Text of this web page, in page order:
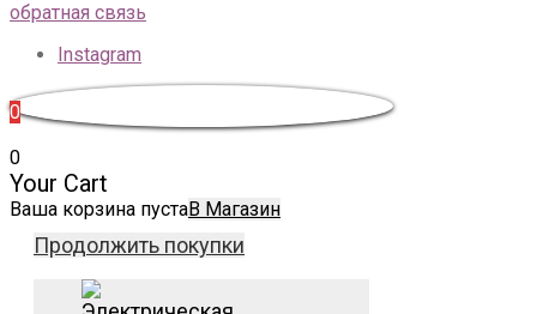
обратная связь
Instagram
0
0
Your Cart
Ваша корзина пустаВ Магазин
Продолжить покупки